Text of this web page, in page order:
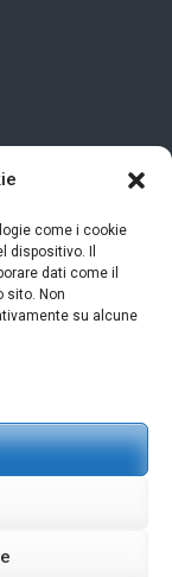
come i cookie
Il
dati come il
sito. Non
su alcune